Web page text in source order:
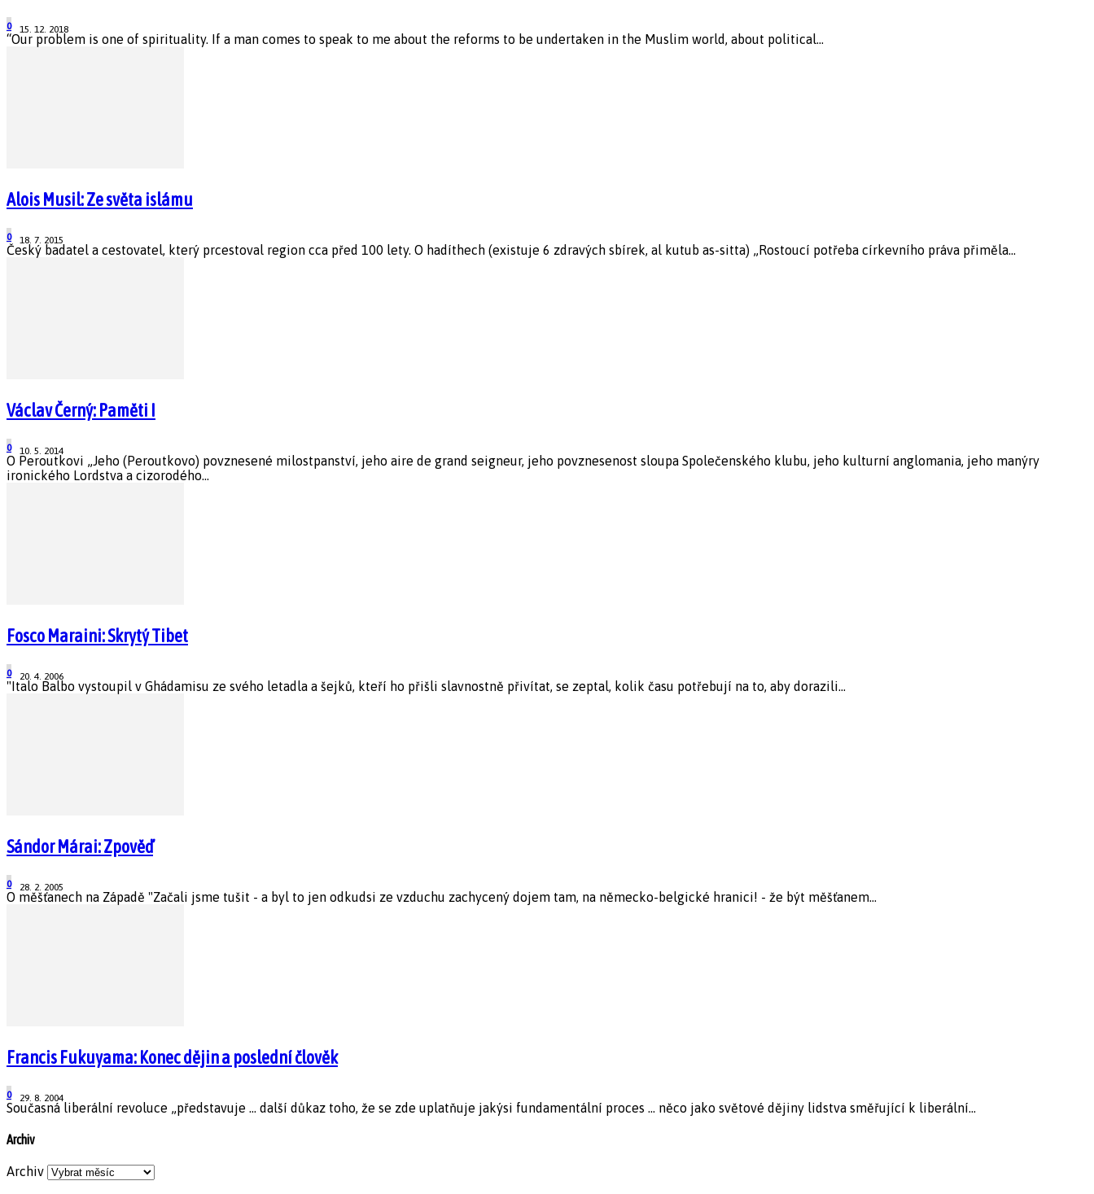
15. 12. 2018
0
“Our problem is one of spirituality. If a man comes to speak to me about the reforms to be undertaken in the Muslim world, about political...
Alois Musil: Ze světa islámu
18. 7. 2015
0
Český badatel a cestovatel, který prcestoval region cca před 100 lety. O hadíthech (existuje 6 zdravých sbírek, al kutub as-sitta) „Rostoucí potřeba církevního práva přiměla...
Václav Černý: Paměti I
10. 5. 2014
0
O Peroutkovi „Jeho (Peroutkovo) povznesené milostpanství, jeho aire de grand seigneur, jeho povznesenost sloupa Společenského klubu, jeho kulturní anglomania, jeho manýry
ironického Lordstva a cizorodého...
Fosco Maraini: Skrytý Tibet
20. 4. 2006
0
"Italo Balbo vystoupil v Ghádamisu ze svého letadla a šejků, kteří ho přišli slavnostně přivítat, se zeptal, kolik času potřebují na to, aby dorazili...
Sándor Márai: Zpověď
28. 2. 2005
0
O měšťanech na Západě "Začali jsme tušit - a byl to jen odkudsi ze vzduchu zachycený dojem tam, na německo-belgické hranici! - že být měšťanem...
Francis Fukuyama: Konec dějin a poslední člověk
29. 8. 2004
0
Současná liberální revoluce „představuje ... další důkaz toho, že se zde uplatňuje jakýsi fundamentální proces ... něco jako světové dějiny lidstva směřující k liberální...
Archiv
Archiv